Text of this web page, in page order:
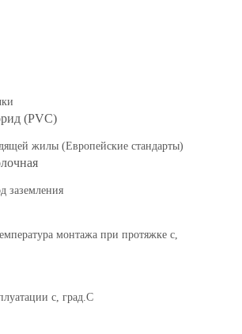
(PVC)
жилы (Европейские стандарты)
заземления
монтажа при протяжке с,
с, град.C